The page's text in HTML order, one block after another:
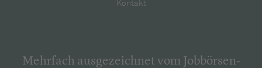
Kontakt
Mehrfach ausgezeichnet vom Jobbörsen-